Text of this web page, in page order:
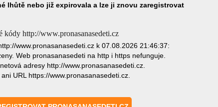
lhůtě nebo již expirovala a lze ji znovu zaregistrovat
kódy http://www.pronasanasedeti.cz
www.pronasanasedeti.cz k 07.08.2026 21:46:37:
Web pronasanasedeti na http i https nefunguje.
adresy http://www.pronasanasedeti.cz.
URL https://www.pronasanasedeti.cz.